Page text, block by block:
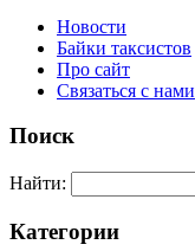
Новости
Байки таксистов
Про сайт
Связаться с нами
Поиск
Найти:
Категории